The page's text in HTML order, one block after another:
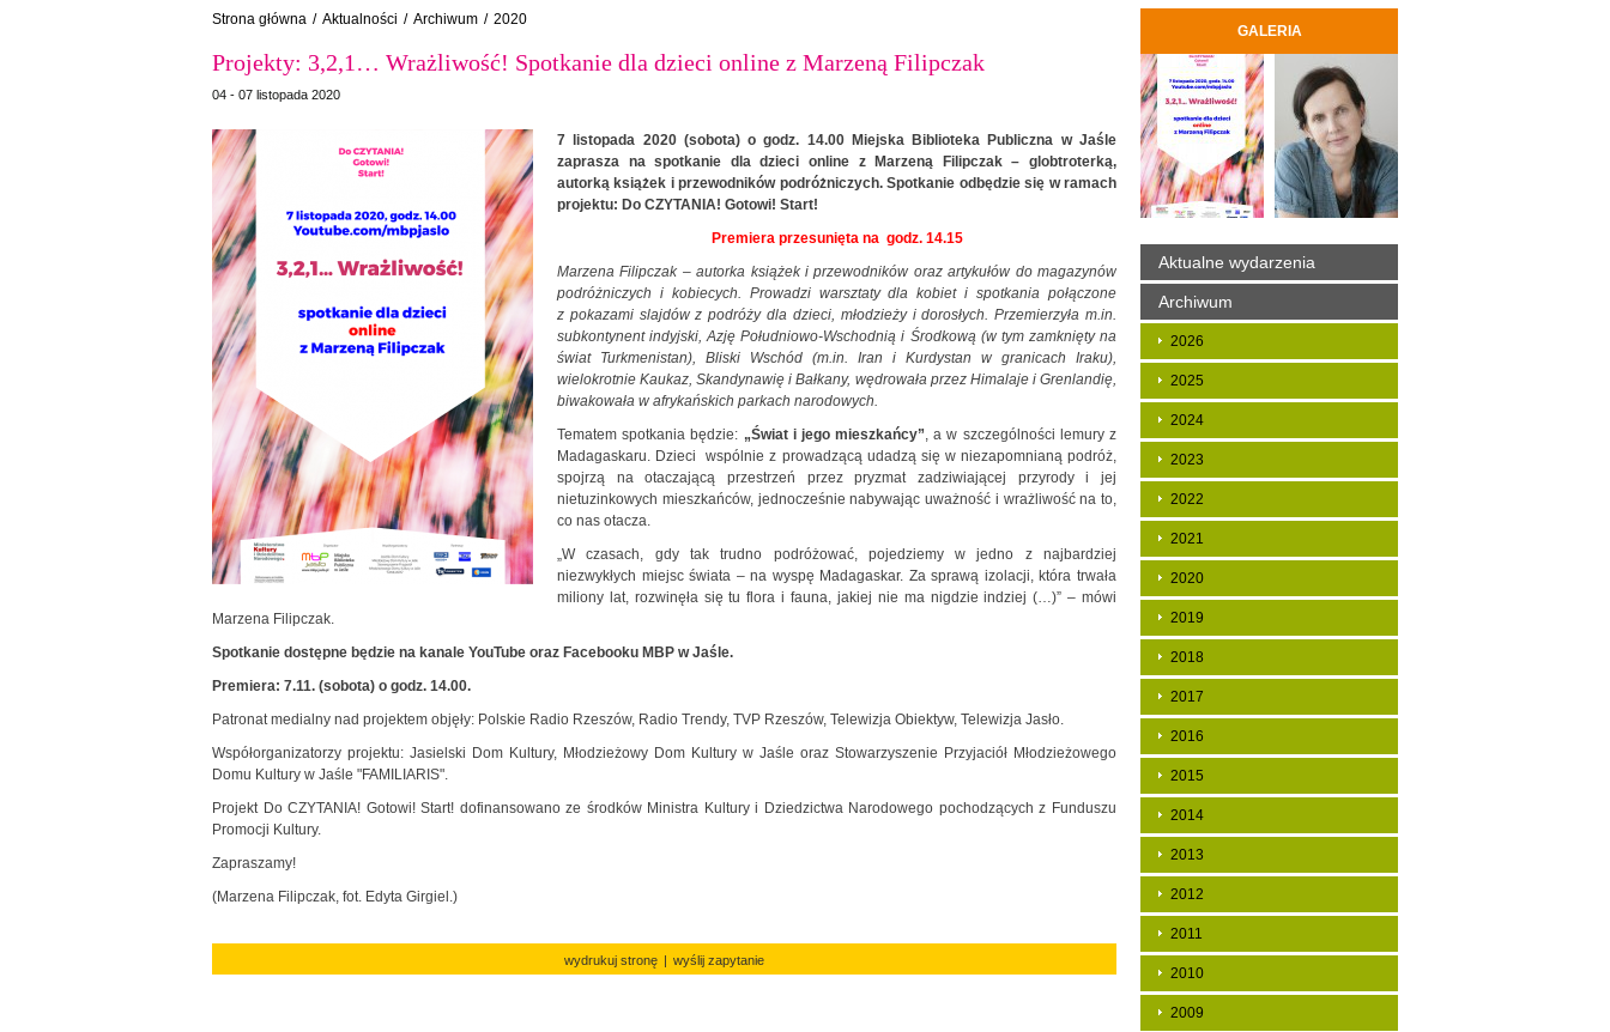
Strona główna / Aktualności / Archiwum / 2020
Projekty: 3,2,1… Wrażliwość! Spotkanie dla dzieci online z Marzeną Filipczak
04 - 07 listopada 2020
7 listopada 2020 (sobota) o godz. 14.00 Miejska Biblioteka Publiczna w Jaśle
zaprasza na spotkanie dla dzieci online z Marzeną Filipczak – globtroterką,
autorką książek i przewodników podróżniczych. Spotkanie odbędzie się w ramach
projektu: Do CZYTANIA! Gotowi! Start!
Premiera przesunięta na godz. 14.15
Marzena Filipczak – autorka książek i przewodników oraz artykułów do magazynów
podróżniczych i kobiecych. Prowadzi warsztaty dla kobiet i spotkania połączone
z pokazami slajdów z podróży dla dzieci, młodzieży i dorosłych. Przemierzyła m.in.
subkontynent indyjski, Azję Południowo-Wschodnią i Środkową (w tym zamknięty na
świat Turkmenistan), Bliski Wschód (m.in. Iran i Kurdystan w granicach Iraku),
wielokrotnie Kaukaz, Skandynawię i Bałkany, wędrowała przez Himalaje i Grenlandię,
biwakowała w afrykańskich parkach narodowych.
Tematem spotkania będzie: „Świat i jego mieszkańcy”, a w szczególności lemury z
Madagaskaru. Dzieci wspólnie z prowadzącą udadzą się w niezapomnianą podróż,
spojrzą na otaczającą przestrzeń przez pryzmat zadziwiającej przyrody i jej
nietuzinkowych mieszkańców, jednocześnie nabywając uważność i wrażliwość na to,
co nas otacza.
„W czasach, gdy tak trudno podróżować, pojedziemy w jedno z najbardziej
niezwykłych miejsc świata – na wyspę Madagaskar. Za sprawą izolacji, która trwała
miliony lat, rozwinęła się tu flora i fauna, jakiej nie ma nigdzie indziej (…)” – mówi
Marzena Filipczak.
Spotkanie dostępne będzie na kanale YouTube oraz Facebooku MBP w Jaśle.
Premiera: 7.11. (sobota) o godz. 14.00.
Patronat medialny nad projektem objęły: Polskie Radio Rzeszów, Radio Trendy, TVP Rzeszów, Telewizja Obiektyw, Telewizja Jasło.
Współorganizatorzy projektu: Jasielski Dom Kultury, Młodzieżowy Dom Kultury w Jaśle oraz Stowarzyszenie Przyjaciół Młodzieżowego
Domu Kultury w Jaśle "FAMILIARIS".
Projekt Do CZYTANIA! Gotowi! Start! dofinansowano ze środków Ministra Kultury i Dziedzictwa Narodowego pochodzących z Funduszu
Promocji Kultury.
Zapraszamy!
(Marzena Filipczak, fot. Edyta Girgiel.)
wydrukuj stronę | wyślij zapytanie
GALERIA
Aktualne wydarzenia
Archiwum
2026
2025
2024
2023
2022
2021
2020
2019
2018
2017
2016
2015
2014
2013
2012
2011
2010
2009